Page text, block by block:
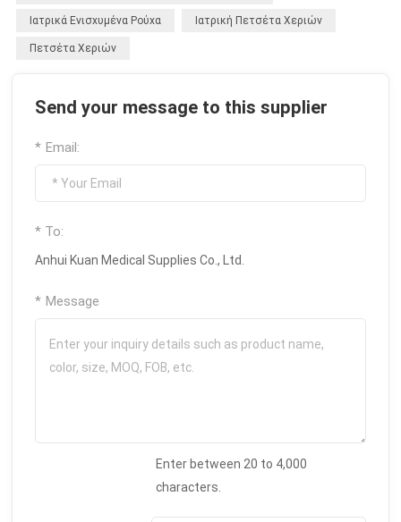
Ιατρικά Ενισχυμένα Ρούχα Ιατρική Πετσέτα Χεριών
Πετσέτα Χεριών
Send your message to this supplier
* Email:
* To:
Anhui Kuan Medical Supplies Co., Ltd.
* Message
Enter between 20 to 4,000
characters.